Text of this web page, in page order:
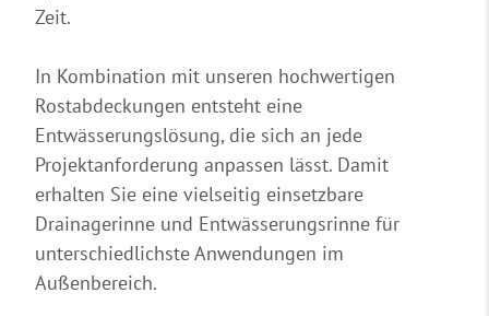
Zeit.
In Kombination mit unseren hochwertigen
Rostabdeckungen entsteht eine
Entwässerungslösung, die sich an jede
Projektanforderung anpassen lässt. Damit
erhalten Sie eine vielseitig einsetzbare
Drainagerinne und Entwässerungsrinne für
unterschiedlichste Anwendungen im
Außenbereich.